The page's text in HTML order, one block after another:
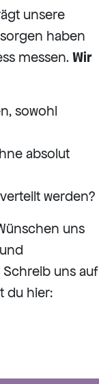
unsere
haben
messen. Wir
sowohl
absolut
werden?
uns
uns auf
du hier: